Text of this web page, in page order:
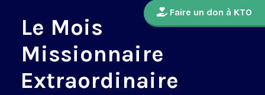
Faire un don à KTO
Le Mois
Missionnaire
Extraordinaire